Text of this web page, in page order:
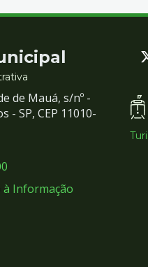
de Mauá, s/nº -
- SP, CEP 11010-
à Informação